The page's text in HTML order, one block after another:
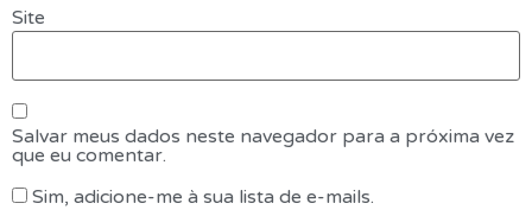
Site
Salvar meus dados neste navegador para a próxima vez
que eu comentar.
Sim, adicione-me à sua lista de e-mails.